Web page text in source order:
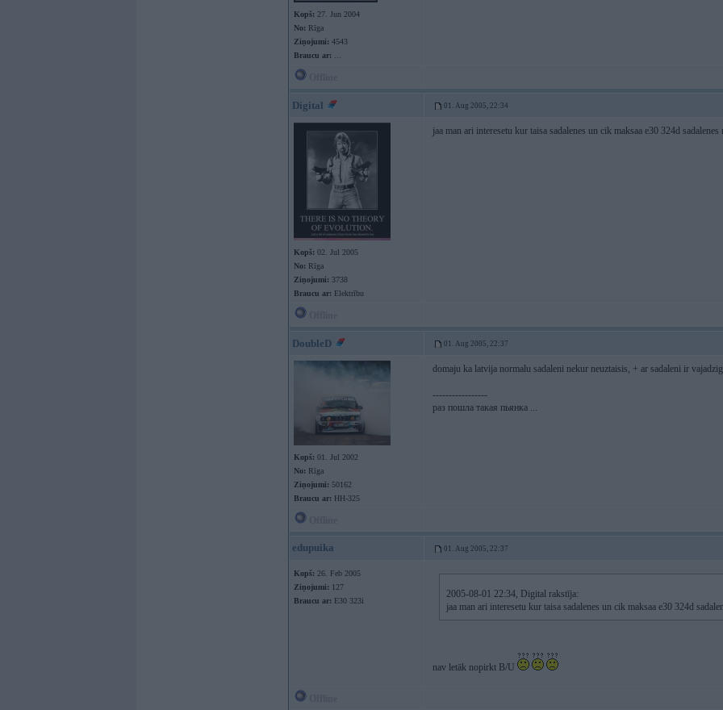
Kopš: 27. Jun 2004
No: Rīga
Ziņojumi: 4543
Braucu ar:
Digital 01. Aug 2005, 22:34
Kopš: 02. Jul 2005
No: Rīga
Ziņojumi: 3738
Braucu ar: Elektrību
jaa man ari interesetu kur taisa sadalenes un cik maksaa e30 324d
DoubleD 01. Aug 2005, 22:37
Kopš: 01. Jul 2002
No: Rīga
Ziņojumi: 50162
Braucu ar: HH-325
domaju ka latvija normalu sadaleni nekur neuztaisis, + ar sadaleni ir
-----------------
раз пошла такая пьянка ...
edupuika 01. Aug 2005, 22:37
Kopš: 26. Feb 2005
Ziņojumi: 127
Braucu ar: E30 323i
2005-08-01 22:34, Digital rakstīja:
jaa man ari interesetu kur taisa sadalenes un cik maksaa e30 324d
nav letāk nopirkt B/U